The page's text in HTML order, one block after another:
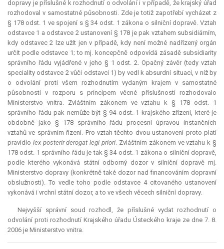
dopravy je příslušné k rozhodnutí o odvolání i v případě, že krajský úřad
rozhodoval v samostatné působnosti. Zde je totiž zapotřebí vycházet z
§ 178 odst. 1 ve spojení s § 34 odst. 1 zákona o silniční dopravě. Vztah
odstavce 1 a odstavce 2 ustanovení § 178 je pak vztahem subsidiárním,
kdy odstavec 2 lze užít jen v případě, kdy není možné nadřízený orgán
určit podle odstavce 1; to mj. koncepčně odpovídá zásadě subsidiarity
správního řádu vyjádřené v jeho § 1 odst. 2. Opačný závěr (tedy vztah
speciality odstavce 2 vůči odstavci 1) by vedl k absurdní situaci, v níž by
o odvolání proti všem rozhodnutím vydaným krajem v samostatné
působnosti v rozporu s principem věcné příslušnosti rozhodovalo
Ministerstvo vnitra. Zvláštním zákonem ve vztahu k § 178 odst. 1
správního řádu pak nemůže být § 94 odst. 1 krajského zřízení, které je
obdobně jako § 178 správního řádu procesní úpravou instančních
vztahů ve správním řízení. Pro vztah těchto dvou ustanovení proto platí
pravidlo lexposterir derogat legi priori. Zvláštním zákonem ve vztahu k §
178 odst. 1 správního řádu je tak § 34 odst. 1 zákona o silniční dopravě,
podle kterého vykonává státní odborný dozor v silniční dopravě mj.
Ministerstvo dopravy (konkrétně také dozor nad financováním dopravní
obslužnosti). To vedle toho podle odstavce 4 citovaného ustanovení
vykonává i vrchní státní dozor, a to ve všech věcech silniční dopravy.
Nejvyšší správní soud rozhodl, že příslušné vydat rozhodnutí o
odvolání proti rozhodnutí Krajského úřadu Ústeckého kraje ze dne 7. 8.
2006 je Ministerstvo vnitra.